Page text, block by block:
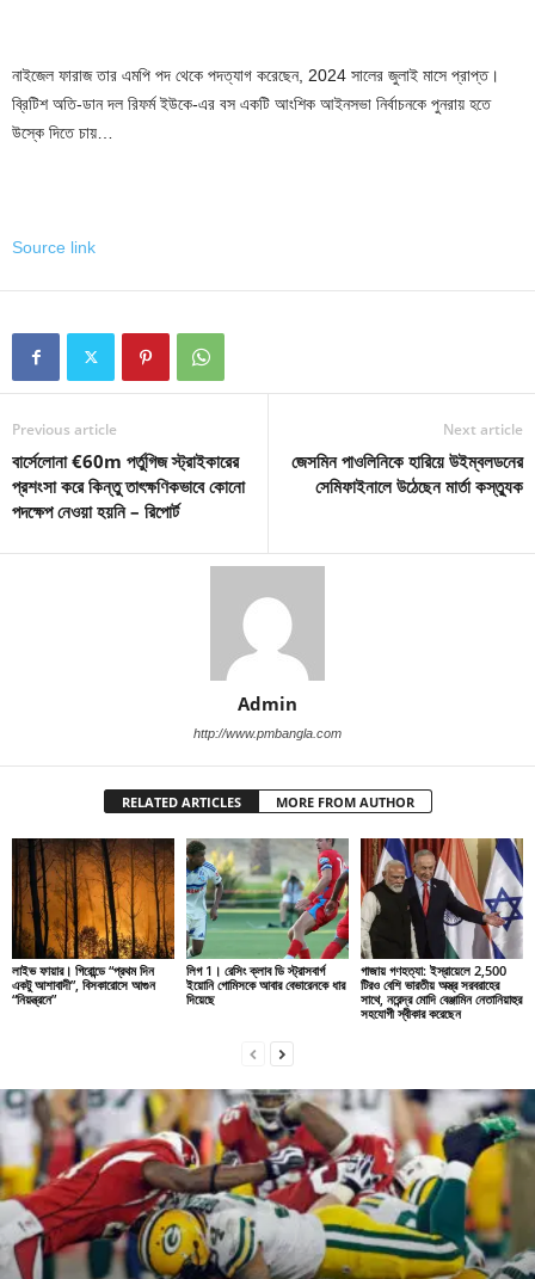
নাইজেল ফারাজ তার এমপি পদ থেকে পদত্যাগ করেছেন, 2024 সালের জুলাই মাসে প্রাপ্ত।
ব্রিটিশ অতি-ডান দল রিফর্ম ইউকে-এর বস একটি আংশিক আইনসভা নির্বাচনকে পুনরায় হতে
উস্কে দিতে চায়…
Source link
Previous article
বার্সেলোনা €60m পর্তুগিজ স্ট্রাইকারের
প্রশংসা করে কিন্তু তাৎক্ষণিকভাবে কোনো
পদক্ষেপ নেওয়া হয়নি – রিপোর্ট
Next article
জেসমিন পাওলিনিকে হারিয়ে উইম্বলডনের
সেমিফাইনালে উঠেছেন মার্তা কস্ত্যুক
Admin
http://www.pmbangla.com
RELATED ARTICLES MORE FROM AUTHOR
লাইভ ফায়ার। গিরোন্ডে “প্রথম দিন
একটু আশাবাদী”, বিসকারোসে আগুন
“নিয়ন্ত্রনে”
লিগ 1। রেসিং ক্লাব ডি স্ট্রাসবার্গ
ইয়োনি গোমিসকে আবার বেভারেনকে ধার
দিয়েছে
গাজায় গণহত্যা: ইস্রায়েলে 2,500
টিরও বেশি ভারতীয় অস্ত্র সরবরাহের
সাথে, নরেন্দ্র মোদি বেঞ্জামিন নেতানিয়াহুর
সহযোগী স্বীকার করেছেন